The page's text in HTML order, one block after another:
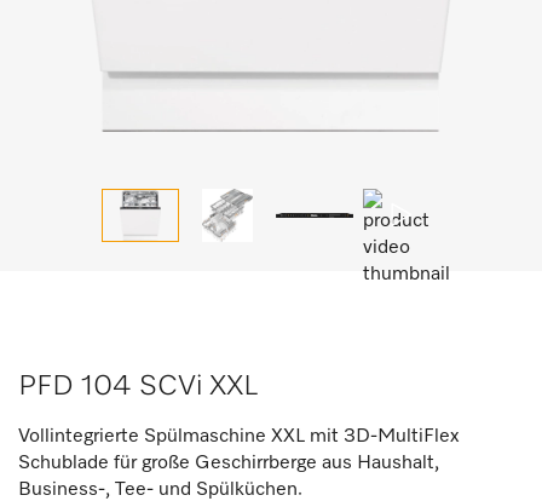
PFD 104 SCVi XXL
Vollintegrierte Spülmaschine XXL mit 3D-MultiFlex
Schublade für große Geschirrberge aus Haushalt,
Business-, Tee- und Spülküchen.